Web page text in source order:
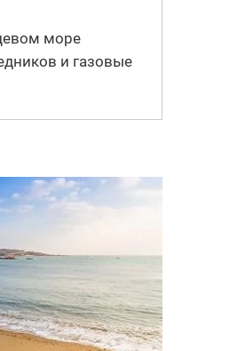
море
и газовые